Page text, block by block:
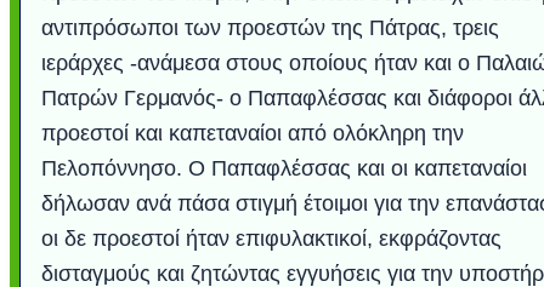
αντιπρόσωποι των προεστών της Πάτρας, τρεις
ιεράρχες -ανάμεσα στους οποίους ήταν και ο
Πατρών Γερμανός- ο Παπαφλέσσας και διάφοροι
προεστοί και καπεταναίοι από ολόκληρη την
Πελοπόννησο. Ο Παπαφλέσσας και οι καπεταναίοι
δήλωσαν ανά πάσα στιγμή έτοιμοι για την
οι δε προεστοί ήταν επιφυλακτικοί, εκφράζοντας
δισταγμούς και ζητώντας εγγυήσεις για την